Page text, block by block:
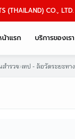
(THAILAND) CO., LTD.
าแรก บริการของเรา
สำรวจ›เทป - ล้อวัดระยะทาง